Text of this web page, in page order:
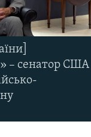
– сенатор США